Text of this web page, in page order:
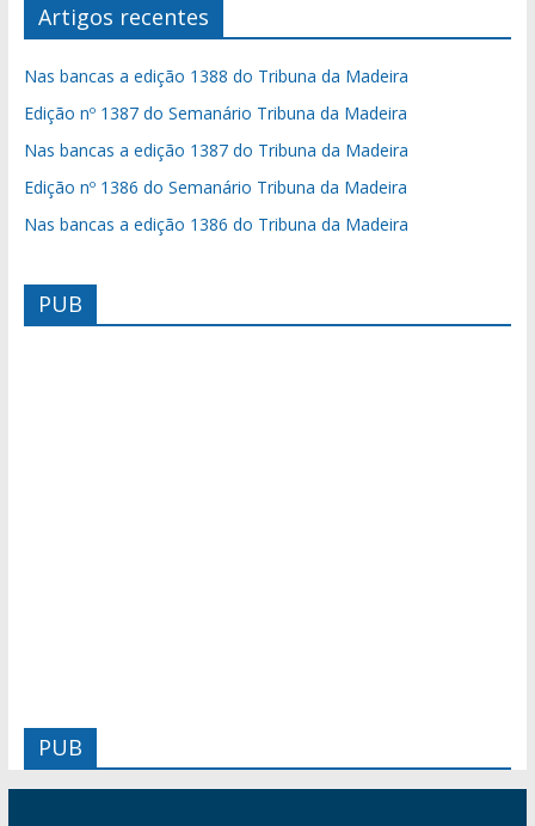
Artigos recentes
Nas bancas a edição 1388 do Tribuna da Madeira
Edição nº 1387 do Semanário Tribuna da Madeira
Nas bancas a edição 1387 do Tribuna da Madeira
Edição nº 1386 do Semanário Tribuna da Madeira
Nas bancas a edição 1386 do Tribuna da Madeira
PUB
PUB